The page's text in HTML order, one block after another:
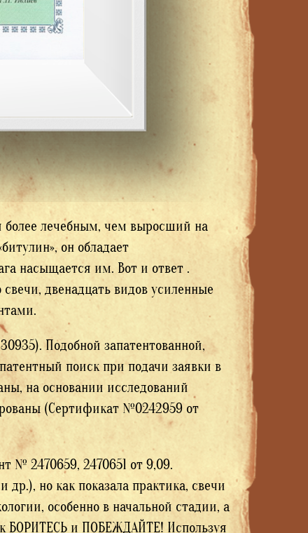
более лечебным, чем выросший на
он обладает
насыщается им. Вот и ответ .
двенадцать видов усиленные
Подобной запатентованной,
поиск при подачи заявки в
на основании исследований
(Сертификат №0242959 от
№ 2470659, 2470651 от 9,09.
др.), но как показала практика, свечи
особенно в начальной стадии, а
БОРИТЕСЬ и ПОБЕЖДАЙТЕ! Используя